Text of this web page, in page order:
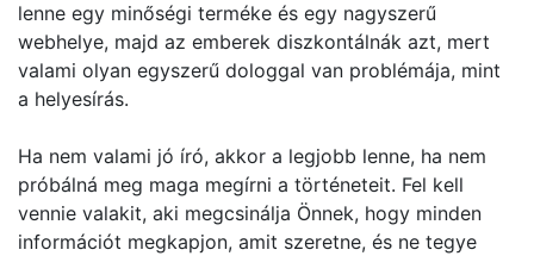
lenne egy minőségi terméke és egy nagyszerű
webhelye, majd az emberek diszkontálnák azt, mert
valami olyan egyszerű dologgal van problémája, mint
a helyesírás.
Ha nem valami jó író, akkor a legjobb lenne, ha nem
próbálná meg maga megírni a történeteit. Fel kell
vennie valakit, aki megcsinálja Önnek, hogy minden
információt megkapjon, amit szeretne, és ne tegye